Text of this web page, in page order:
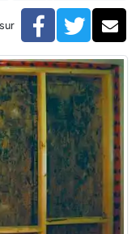
préférés des
Facebook